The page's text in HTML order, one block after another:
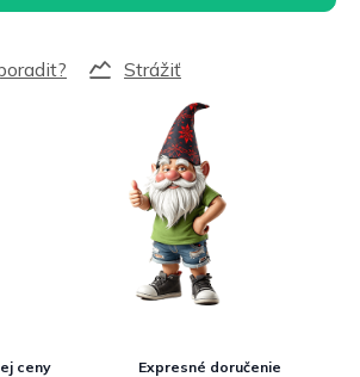
Strážiť
ceny
Expresné doručenie